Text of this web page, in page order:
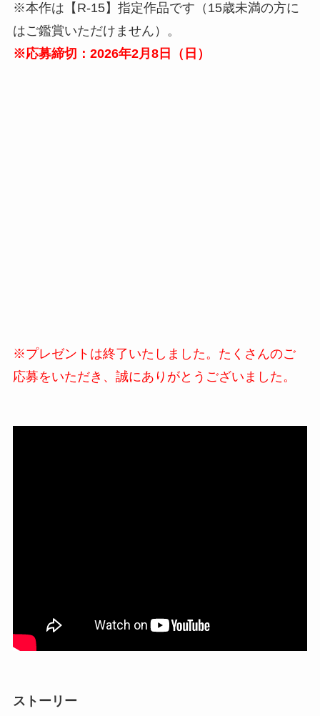
※本作は【R-15】指定作品です（15歳未満の方に
はご鑑賞いただけません）。
※応募締切：2026年2月8日（日）
※プレゼントは終了いたしました。たくさんのご
応募をいただき、誠にありがとうございました。
ストーリー